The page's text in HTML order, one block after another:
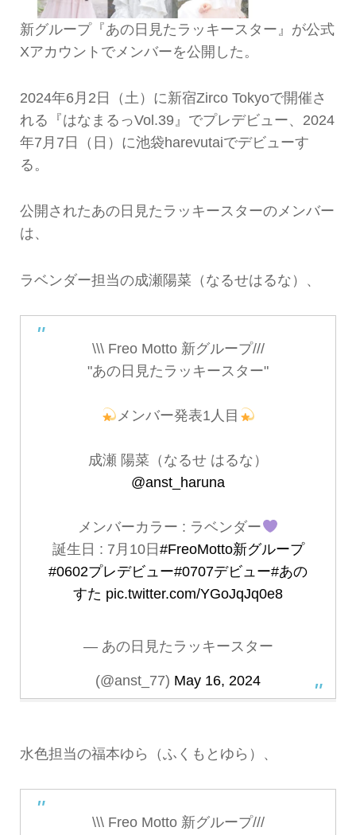
新グループ『あの日見たラッキースター』が公式
Xアカウントでメンバーを公開した。
2024年6月2日（土）に新宿Zirco Tokyoで開催さ
れる『はなまるっVol.39』でプレデビュー、2024
年7月7日（日）に池袋harevutaiでデビューす
る。
公開されたあの日見たラッキースターのメンバー
は、
ラベンダー担当の成瀬陽菜（なるせはるな）、
\\\ Freo Motto 新グループ///
"あの日見たラッキースター"
メンバー発表1人目
成瀬 陽菜（なるせ はるな）
@anst_haruna
メンバーカラー : ラベンダー
誕生日 : 7月10日 #FreoMotto新グループ
#0602プレデビュー#0707デビュー#あの
すた pic.twitter.com/YGoJqJq0e8
— あの日見たラッキースター
(@anst_77) May 16, 2024
水色担当の福本ゆら（ふくもとゆら）、
\\\ Freo Motto 新グループ///